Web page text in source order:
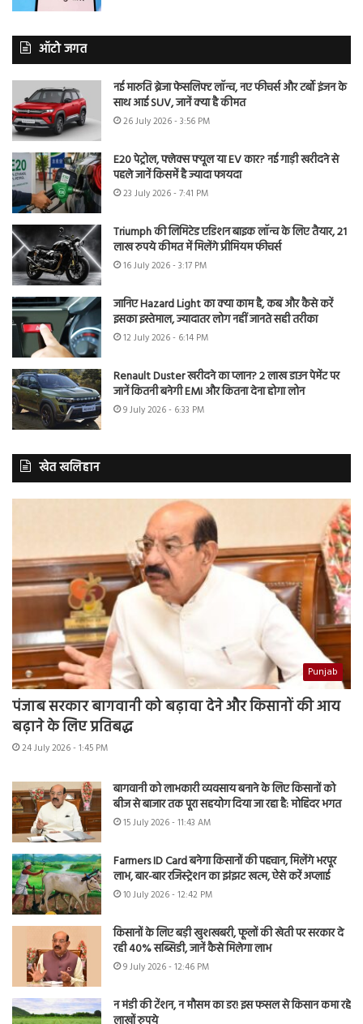
ऑटो जगत
नई मारुति ब्रेजा फेसलिफ्ट लॉन्च, नए फीचर्स और टर्बो इंजन के
साथ आई SUV, जानें क्या है कीमत
26 July 2026 - 3:56 PM
E20 पेट्रोल, फ्लेक्स फ्यूल या EV कार? नई गाड़ी खरीदने से
पहले जानें किसमें है ज्यादा फायदा
23 July 2026 - 7:41 PM
Triumph की लिमिटेड एडिशन बाइक लॉन्च के लिए तैयार, 21
लाख रुपये कीमत में मिलेंगे प्रीमियम फीचर्स
16 July 2026 - 3:17 PM
जानिए Hazard Light का क्या काम है, कब और कैसे करें
इसका इस्तेमाल, ज्यादातर लोग नहीं जानते सही तरीका
12 July 2026 - 6:14 PM
Renault Duster खरीदने का प्लान? 2 लाख डाउन पेमेंट पर
जानें कितनी बनेगी EMI और कितना देना होगा लोन
9 July 2026 - 6:33 PM
खेत खलिहान
Punjab
पंजाब सरकार बागवानी को बढ़ावा देने और किसानों की आय
बढ़ाने के लिए प्रतिबद्ध
24 July 2026 - 1:45 PM
बागवानी को लाभकारी व्यवसाय बनाने के लिए किसानों को
बीज से बाजार तक पूरा सहयोग दिया जा रहा है: मोहिंदर भगत
15 July 2026 - 11:43 AM
Farmers ID Card बनेगा किसानों की पहचान, मिलेंगे भरपूर
लाभ, बार-बार रजिस्ट्रेशन का झंझट खत्म, ऐसे करें अप्लाई
10 July 2026 - 12:42 PM
किसानों के लिए बड़ी खुशखबरी, फूलों की खेती पर सरकार दे
रही 40% सब्सिडी, जानें कैसे मिलेगा लाभ
9 July 2026 - 12:46 PM
न मंडी की टेंशन, न मौसम का डर! इस फसल से किसान कमा रहे